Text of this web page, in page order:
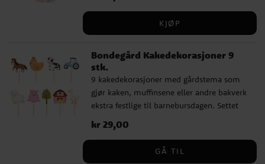
som passer perfekt til en bursdag med
høye og holdes på plass med strikkbånd.
borddekkingen og under selve bursdagen.
KJØP
Bondegård Kakedekorasjoner 9
stk.
9 kakedekorasjoner med gårdstema som
gjør kaken, muffinsene eller andre bakverk
ekstra festlige til barnebursdagen. Settet
inneholder flere søte motiver som hest,
høne, ku, traktor, sau, gris, tre, låve og
gås, noe som passer perfekt til en bursdag
med gårdstema. Dekorasjonene er laget av
Pris:kr 29,00
kr 29,00
GÅ TIL